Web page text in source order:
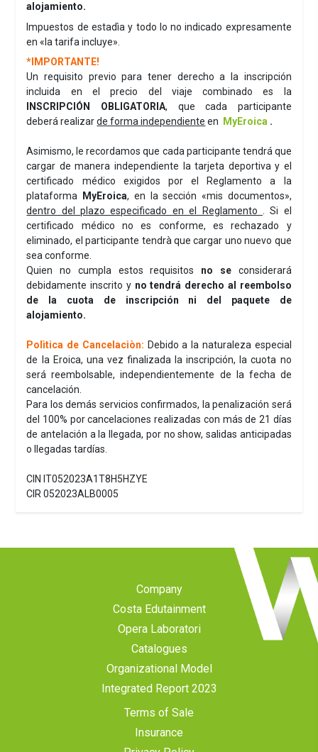
alojamiento.
Impuestos de estadìa y todo lo no indicado expresamente
en «la tarifa incluye».
*IMPORTANTE!
Un requisito previo para tener derecho a la inscripción
incluida en el precio del viaje combinado es la
INSCRIPCIÓN OBLIGATORIA, que cada participante
deberá realizarde forma independiente en MyEroica .
Asimismo, le recordamos que cada participante tendrá que
cargar de manera independiente la tarjeta deportiva y el
certificado médico exigidos por el Reglamento a la
plataforma
MyEroica, en la sección «mis documentos»,
dentro del plazo especificado en el Reglamento . Si el
certificado médico no es conforme, es rechazado y
eliminado, el participante tendrà que cargar uno nuevo que
sea conforme.
Quien no cumpla estos requisitos no seconsiderará
debidamente inscrito y no tendrá derecho al reembolso
de la cuota de inscripción ni del paquete de
alojamiento.
Polìtica de Cancelaciòn: Debido a la naturaleza especial
de la Eroica, una vez finalizada la inscripción, la cuota no
será reembolsable, independientemente de la fecha de
cancelación.
Para los demás servicios confirmados, la penalización será
del 100% por cancelaciones realizadas con más de 21 días
de antelación a la llegada, por no show, salidas anticipadas
o llegadas tardías.
CIN IT052023A1T8H5HZYE
CIR 052023ALB0005
Company
Costa Edutainment
Opera Laboratori
Catalogues
Organizational Model
Integrated Report 2023
Terms of Sale
Insurance